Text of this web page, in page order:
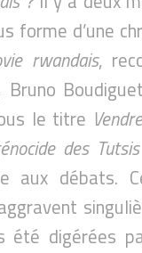
forme d’une
rwandais,
Bruno
le titre
des
aux débats.
été digérées